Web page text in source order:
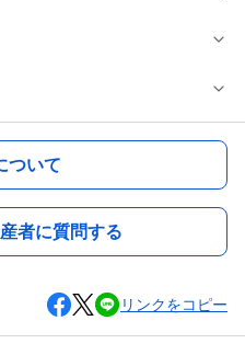
ついて
者に質問する
リンクをコピー